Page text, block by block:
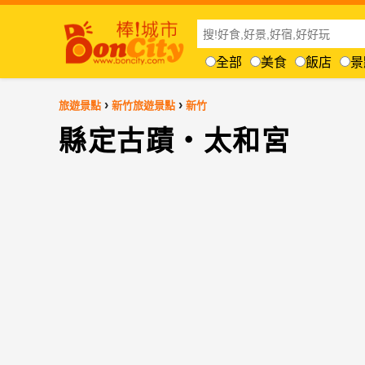
全部 美食 飯店
旅遊景點 › 新竹旅遊景點 › 新竹
縣定古蹟‧太和宮